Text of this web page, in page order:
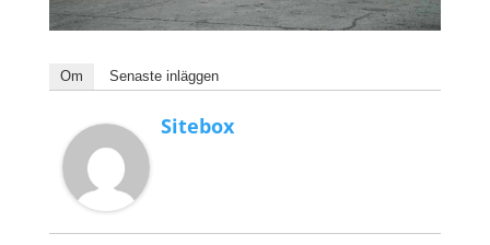
Om Senaste inläggen
Sitebox